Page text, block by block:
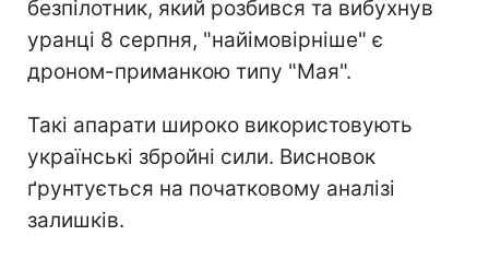
безпілотник, який розбився та вибухнув
уранці 8 серпня, "найімовірніше" є
дроном-приманкою типу "Мая".
Такі апарати широко використовують
українські збройні сили. Висновок
ґрунтується на початковому аналізі
залишків.